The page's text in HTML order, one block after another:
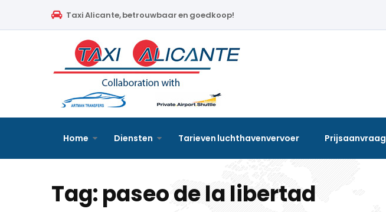
Tarieven luchthavenvervoer
Prijsaanvraag
Blog
Taxi Alicante, betrouwbaar en goedkoop!
Home Diensten Tarieven luchthavenvervoer Prijsaanvraag
Tag:paseo de la libertad